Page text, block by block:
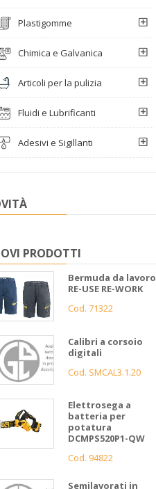
Plastigomme
Chimica e Galvanica
Articoli per la pulizia
Fluidi e Lubrificanti
Adesivi e Sigillanti
PRODOTTI
Bermuda da lavoro
RE-USE RE-WORK
Cod. 71322
Calibri a corsoio
digitali
Cod. SMCAL3.1.20
Elettrosega a
batteria per
potatura
DCMPS520P1-QW
Cod. 94822
Semilavorati in